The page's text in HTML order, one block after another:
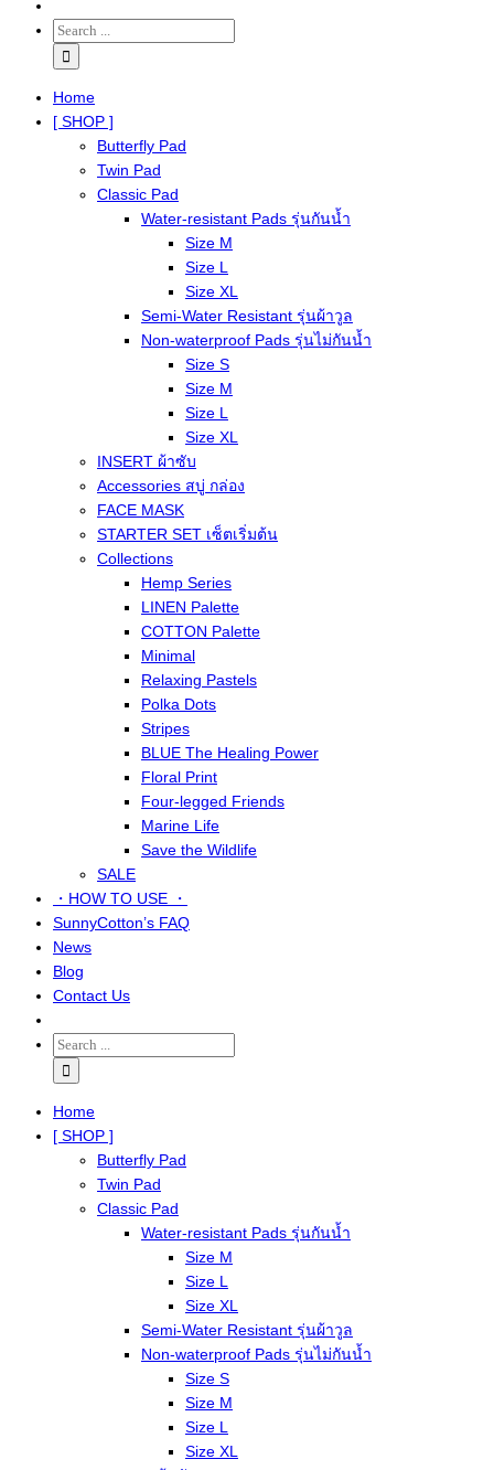
Home
[ SHOP ]
Butterfly Pad
Twin Pad
Classic Pad
Water-resistant Pads รุ่นกันน้ำ
Size M
Size L
Size XL
Semi-Water Resistant รุ่นผ้าวูล
Non-waterproof Pads รุ่นไม่กันน้ำ
Size S
Size M
Size L
Size XL
INSERT ผ้าซับ
Accessories สบู่ กล่อง
FACE MASK
STARTER SET เซ็ตเริ่มต้น
Collections
Hemp Series
LINEN Palette
COTTON Palette
Minimal
Relaxing Pastels
Polka Dots
Stripes
BLUE The Healing Power
Floral Print
Four-legged Friends
Marine Life
Save the Wildlife
SALE
・HOW TO USE ・
SunnyCotton’s FAQ
News
Blog
Contact Us
Home
[ SHOP ]
Butterfly Pad
Twin Pad
Classic Pad
Water-resistant Pads รุ่นกันน้ำ
Size M
Size L
Size XL
Semi-Water Resistant รุ่นผ้าวูล
Non-waterproof Pads รุ่นไม่กันน้ำ
Size S
Size M
Size L
Size XL